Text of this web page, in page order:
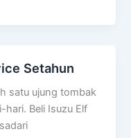
Setahun
satu ujung tombak
Beli Isuzu Elf